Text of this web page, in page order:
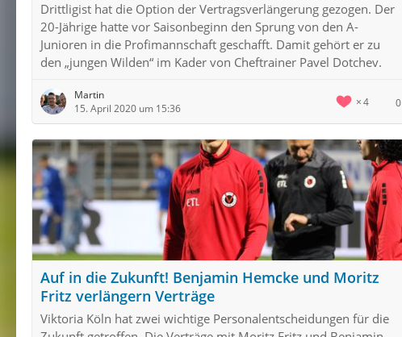
Drittligist hat die Option der Vertragsverlängerung gezogen. Der
20-Jährige hatte vor Saisonbeginn den Sprung von den A-
Junioren in die Profimannschaft geschafft. Damit gehört er zu
den „jungen Wilden“ im Kader von Cheftrainer Pavel Dotchev.
Martin
15. April 2020 um 15:36
4 0
Auf in die Zukunft! Benjamin Hemcke und Moritz
Fritz verlängern Verträge
Viktoria Köln hat zwei wichtige Personalentscheidungen für die